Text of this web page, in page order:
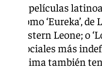
dos películas
como ‘Eureka’,
y Western Leone; o
sociales más
última también